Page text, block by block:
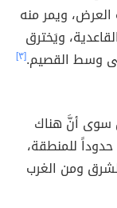
ويمر منه
ويَخترق
وسط القصيم.[٣]
سوى أنَّ هناك
للمنطقة،
ومن الغرب